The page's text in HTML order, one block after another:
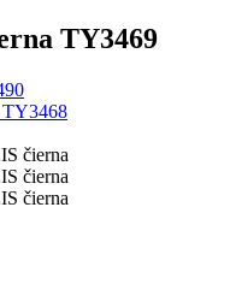
TY3469